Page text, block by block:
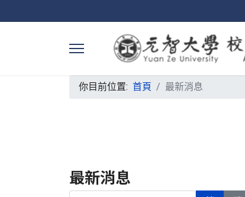
你目前位置: 首頁 最新消息
最新消息